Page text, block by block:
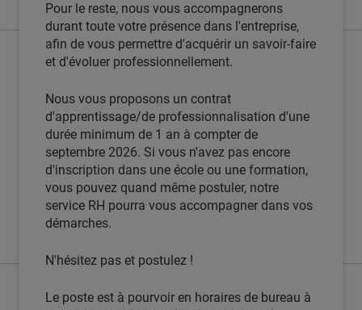
Pour le reste, nous vous accompagnerons
durant toute votre présence dans l'entreprise,
afin de vous permettre d'acquérir un savoir-faire
et d'évoluer professionnellement.
Nous vous proposons un contrat
d'apprentissage/de professionnalisation d'une
durée minimum de 1 an à compter de
septembre 2026. Si vous n'avez pas encore
d'inscription dans une école ou une formation,
vous pouvez quand même postuler, notre
service RH pourra vous accompagner dans vos
démarches.
N'hésitez pas et postulez !
Le poste est à pourvoir en horaires de bureau à